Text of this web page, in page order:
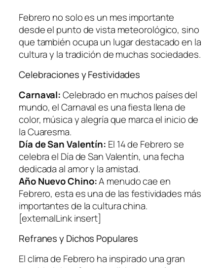
Febrero no solo es un mes importante
desde el punto de vista meteorológico, sino
que también ocupa un lugar destacado en la
cultura y la tradición de muchas sociedades.
Celebraciones y Festividades
Carnaval:Celebrado en muchos países del
mundo, el Carnaval es una fiesta llena de
color, música y alegría que marca el inicio de
la Cuaresma.
Día de San Valentín: El 14 de Febrero se
celebra el Día de San Valentín, una fecha
dedicada al amor y la amistad.
Año Nuevo Chino:A menudo cae en
Febrero, esta es una de las festividades más
importantes de la cultura china.
[externalLink insert]
Refranes y Dichos Populares
El clima de Febrero ha inspirado una gran